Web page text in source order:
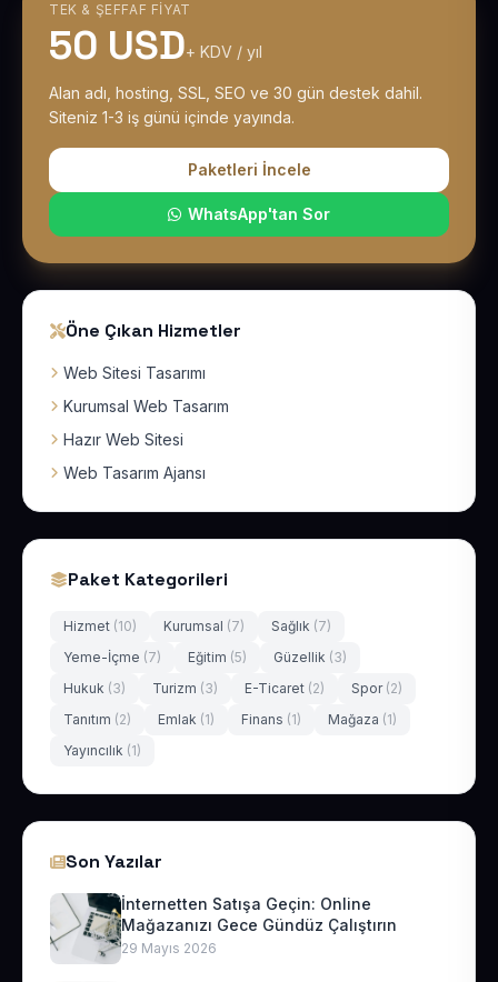
TEK & ŞEFFAF FIYAT
50 USD+ KDV / yıl
Alan adı, hosting, SSL, SEO ve 30 gün destek dahil.
Siteniz 1-3 iş günü içinde yayında.
Paketleri İncele
WhatsApp'tan Sor
Öne Çıkan Hizmetler
Web Sitesi Tasarımı
Kurumsal Web Tasarım
Hazır Web Sitesi
Web Tasarım Ajansı
Paket Kategorileri
Hizmet (10) Kurumsal (7) Sağlık (7)
Yeme-İçme (7) Eğitim (5) Güzellik (3)
Hukuk (3) Turizm (3) E-Ticaret (2) Spor (2)
Tanıtım (2) Emlak (1) Finans (1) Mağaza (1)
Yayıncılık (1)
Son Yazılar
İnternetten Satışa Geçin: Online
Mağazanızı Gece Gündüz Çalıştırın
29 Mayıs 2026